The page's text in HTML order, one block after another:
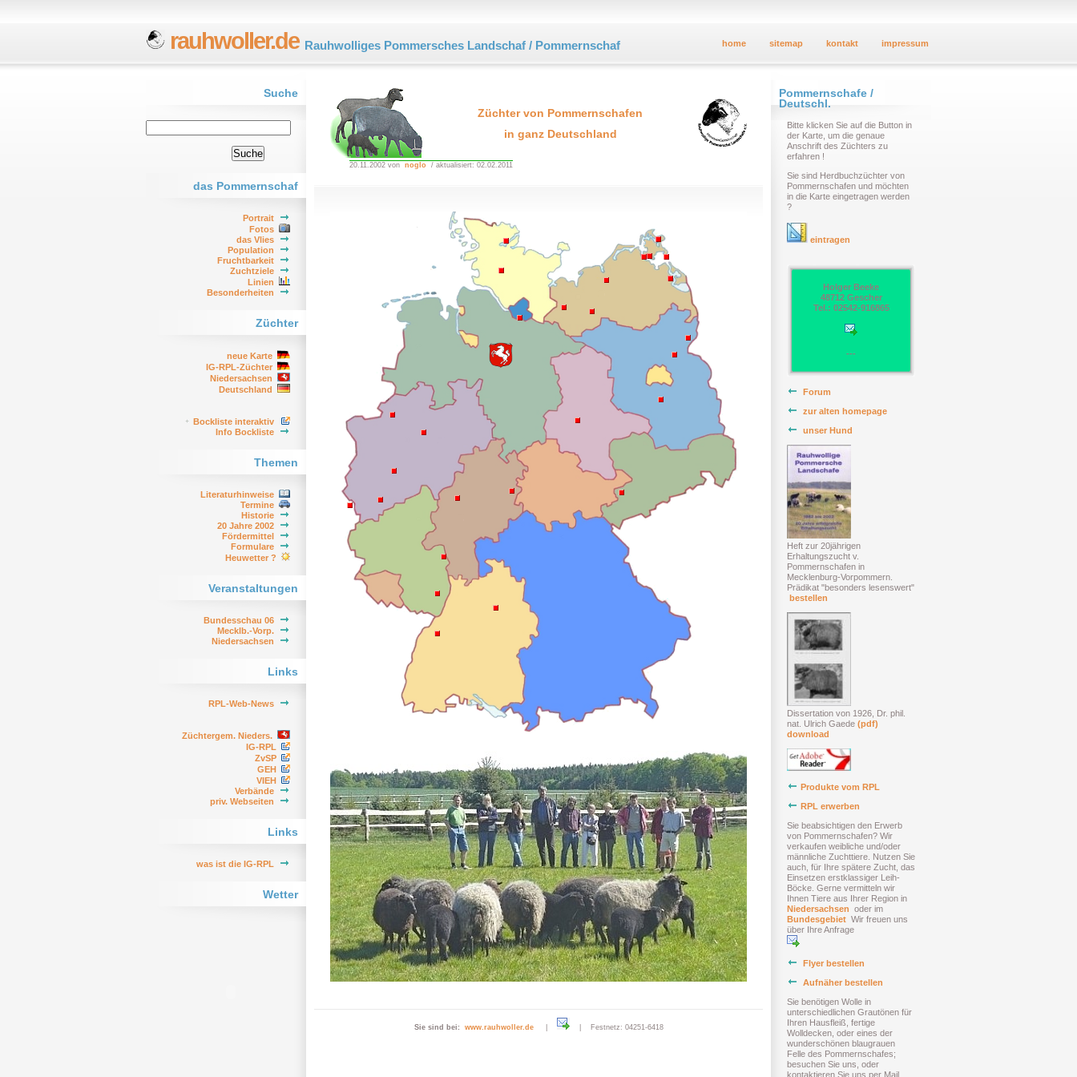
rauhwoller.de Rauhwolliges Pommersches Landschaf / Pommernschaf home sitemap kontakt impressum
Suche
das Pommernschaf
Portrait
Fotos
das Vlies
Population
Fruchtbarkeit
Zuchtziele
Linien
Besonderheiten
Züchter
neue Karte
IG-RPL-Züchter
Niedersachsen
Deutschland
Bockliste interaktiv
Info Bockliste
Themen
Literaturhinweise
Termine
Historie
20 Jahre 2002
Fördermittel
Formulare
Heuwetter ?
Veranstaltungen
Bundesschau 06
Mecklb.-Vorp.
Niedersachsen
Links
RPL-Web-News
Züchtergem. Nieders.
IG-RPL
ZvSP
GEH
VIEH
Verbände
priv. Webseiten
Links
was ist die IG-RPL
Wetter
Züchter von Pommernschafen
in ganz Deutschland
20.11.2002 von noglo / aktualisiert: 02.02.2011
Sie sind bei: www.rauhwoller.de | Festnetz: 04251-6418
Pommernschafe /
Deutschl.
Bitte klicken Sie auf die Button in
der Karte, um die genaue
Anschrift des Züchters zu
erfahren !
Sie sind Herdbuchzüchter von
Pommernschafen und möchten
in die Karte eingetragen werden
?
eintragen
Holger Beeke
48712 Gescher
Tel.: 02542-916865
---
Forum
zur alten homepage
unser Hund
Heft zur 20jährigen
Erhaltungszucht v.
Pommernschafen in
Mecklenburg-Vorpommern.
Prädikat "besonders lesenswert"
bestellen
Dissertation von 1926, Dr. phil.
nat. Ulrich Gaede (pdf)
download
Produkte vom RPL
RPL erwerben
Sie beabsichtigen den Erwerb
von Pommernschafen? Wir
verkaufen weibliche und/oder
männliche Zuchttiere. Nutzen Sie
auch, für Ihre spätere Zucht, das
Einsetzen erstklassiger Leih-
Böcke. Gerne vermitteln wir
Ihnen Tiere aus Ihrer Region in
Niedersachsen oder im
Bundesgebiet Wir freuen uns
über Ihre Anfrage
Flyer bestellen
Aufnäher bestellen
Sie benötigen Wolle in
unterschiedlichen Grautönen für
Ihren Hausfleiß, fertige
Wolldecken, oder eines der
wunderschönen blaugrauen
Felle des Pommernschafes;
besuchen Sie uns, oder
kontaktieren Sie uns per Mail